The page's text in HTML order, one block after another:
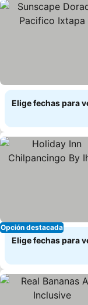
Elige fechas para
Opción destacada
Elige fechas para